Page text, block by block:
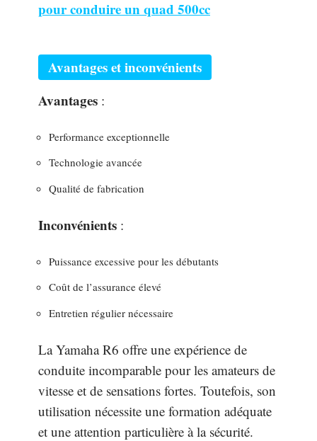
pour conduire un quad 500cc
Avantages et inconvénients
Avantages :
Performance exceptionnelle
Technologie avancée
Qualité de fabrication
Inconvénients :
Puissance excessive pour les débutants
Coût de l’assurance élevé
Entretien régulier nécessaire
La Yamaha R6 offre une expérience de
conduite incomparable pour les amateurs de
vitesse et de sensations fortes. Toutefois, son
utilisation nécessite une formation adéquate
et une attention particulière à la sécurité.